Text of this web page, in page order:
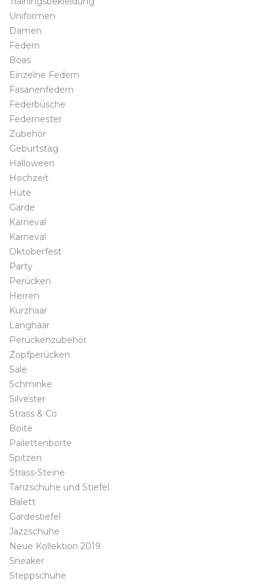
Uniformen
Damen
Federn
Boas
Einzelne Federn
Fasanenfedern
Federbüsche
Federnester
Zubehör
Geburtstag
Halloween
Hochzeit
Hüte
Garde
Karneval
Karneval
Oktoberfest
Party
Perücken
Herren
Kurzhaar
Langhaar
Perückenzubehör
Zopfperücken
Sale
Schminke
Silvester
Strass & Co
Boite
Pailettenborte
Spitzen
Strass-Steine
Tanzschuhe und Stiefel
Balett
Gardestiefel
Jazzschuhe
Neue Kollektion 2019
Sneaker
Steppschuhe